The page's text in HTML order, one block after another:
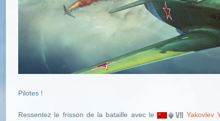
Pilotes !
Ressentez le frisson de la bataille avec le
Yakovlev